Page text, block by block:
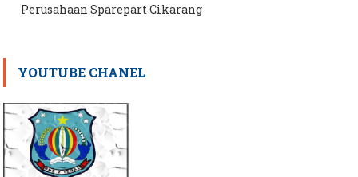
Perusahaan Sparepart Cikarang
YOUTUBE CHANEL